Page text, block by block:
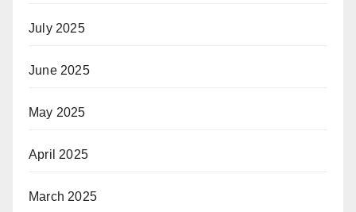
July 2025
June 2025
May 2025
April 2025
March 2025